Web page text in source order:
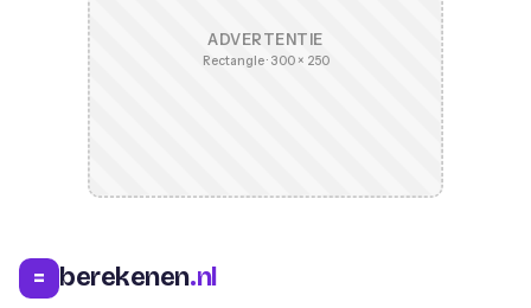
ADVERTENTIE
Rectangle · 300 × 250
= berekenen.nl